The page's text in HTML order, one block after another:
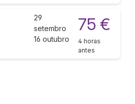
29
setembro
16 outubro
75 €
4 horas
antes